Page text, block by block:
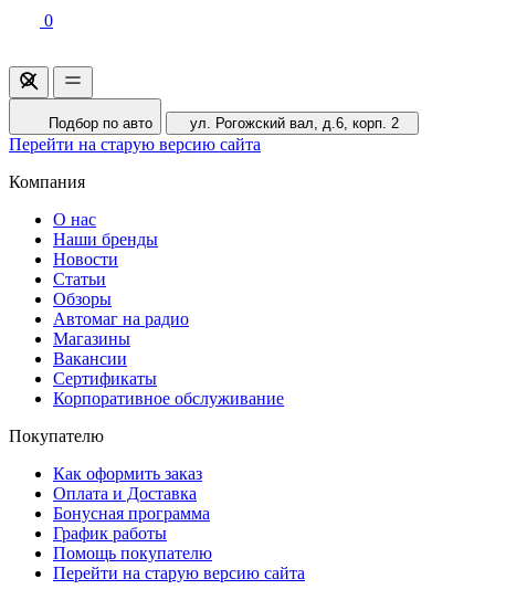
0
Подбор по авто ул. Рогожский вал, д.6, корп. 2
Перейти на старую версию сайта
Компания
О нас
Наши бренды
Новости
Статьи
Обзоры
Автомаг на радио
Магазины
Вакансии
Сертификаты
Корпоративное обслуживание
Покупателю
Как оформить заказ
Оплата и Доставка
Бонусная программа
График работы
Помощь покупателю
Перейти на старую версию сайта